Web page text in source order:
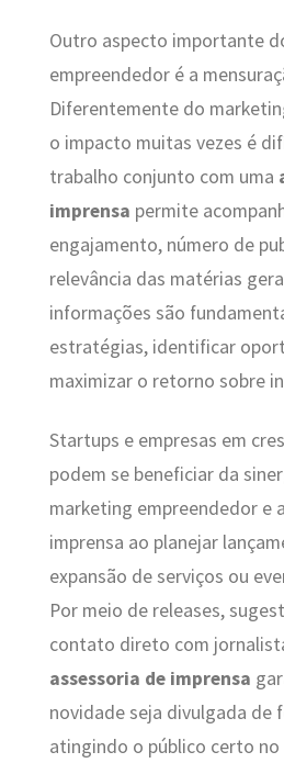
Outro aspecto importante
empreendedor é a
Diferentemente do
o impacto muitas vezes é
trabalho conjunto com uma
imprensa permite
engajamento, número de
relevância das matérias
informações são
estratégias, identificar
maximizar o retorno sobre
Startups e empresas em
podem se beneficiar da
marketing empreendedor e
imprensa ao planejar
expansão de serviços ou
Por meio de releases,
contato direto com
assessoria de imprensa
novidade seja divulgada de
atingindo o público certo